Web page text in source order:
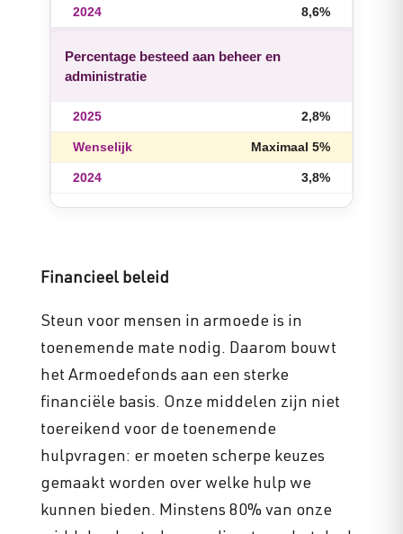
8,6%
Percentage besteed aan beheer en
administratie
2,8%
Maximaal 5%
3,8%
Financieel beleid
Steun voor mensen in armoede is in
toenemende mate nodig. Daarom bouwt
het Armoedefonds aan een sterke
financiële basis. Onze middelen zijn niet
toereikend voor de toenemende
hulpvragen: er moeten scherpe keuzes
gemaakt worden over welke hulp we
kunnen bieden. Minstens 80% van onze